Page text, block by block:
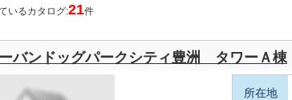
いるカタログ:21件
バンドッグパークシティ豊洲 タワーＡ棟
所在地